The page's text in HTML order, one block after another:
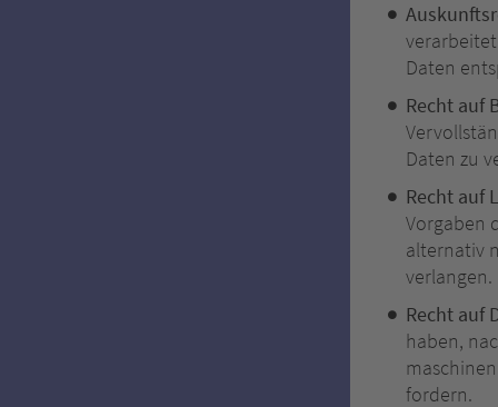
Daten
Recht auf
Daten zu
Recht auf
Vorgaben
alternativ
verlangen.
Recht auf
haben,
fordern.